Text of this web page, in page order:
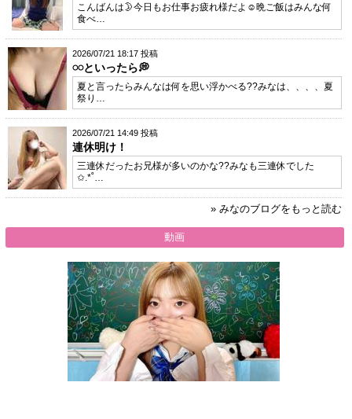
こんばんは🌛今日もお仕事お疲れ様だよ☺️晩ご飯はみんな何
食べ…
2026/07/21 18:17 投稿
𓏸𓏸といったら💭
夏と言ったらみんなは何を思い浮かべる??みなは、、、、夏
祭り…
2026/07/21 14:49 投稿
連休明け！
三連休だったお兄様が多いのかな??みなも三連休でした
✩.*˚…
» みなのブログをもっと読む
動画